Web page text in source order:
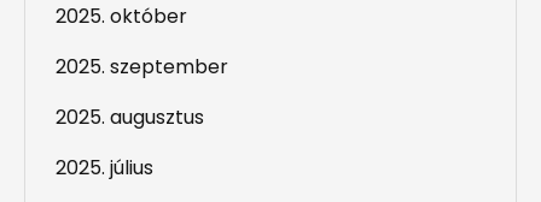
2025. október
2025. szeptember
2025. augusztus
2025. július